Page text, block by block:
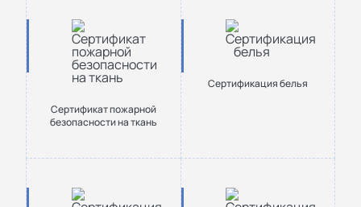
Сертификат пожарной
безопасности на ткань
Сертификация белья